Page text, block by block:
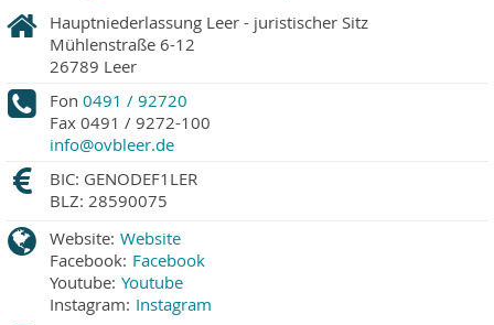
Hauptniederlassung Leer - juristischer Sitz
Mühlenstraße 6-12
26789 Leer
Fon 0491 / 92720
Fax 0491 / 9272-100
info@ovbleer.de
BIC: GENODEF1LER
BLZ: 28590075
Website: Website
Facebook: Facebook
Youtube: Youtube
Instagram: Instagram